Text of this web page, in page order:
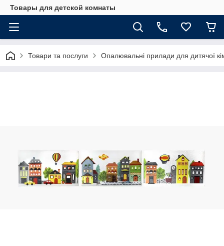
Товары для детской комнаты
Товари та послуги Опалювальні прилади для дитячої